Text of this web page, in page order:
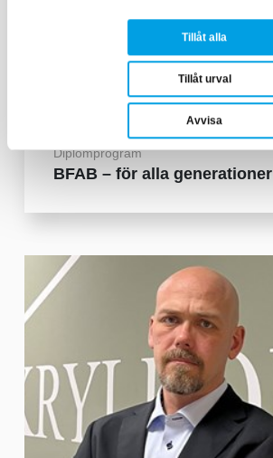
Tillåt alla
Tillåt urval
Avvisa
Diplomprogram
BFAB – för alla generationer